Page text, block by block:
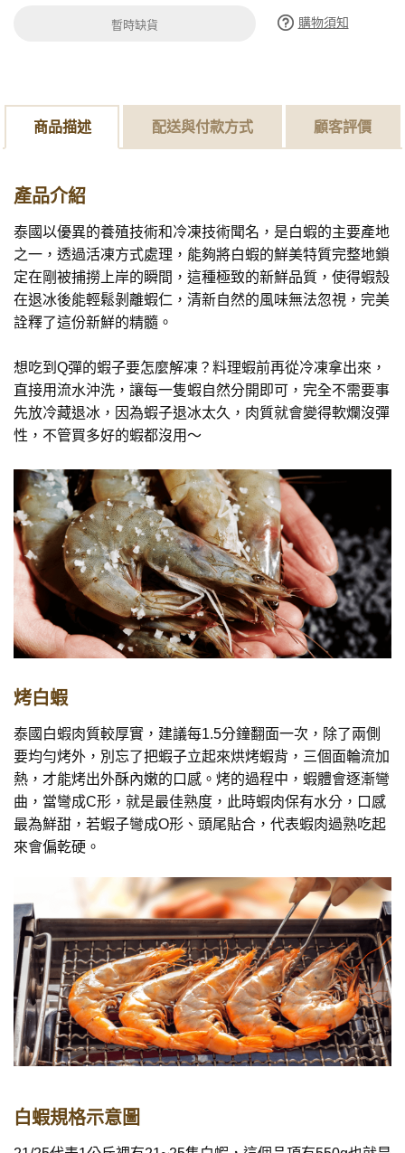
暫時缺貨 購物須知
商品描述 配送與付款方式 顧客評價
產品介紹
泰國以優異的養殖技術和冷凍技術聞名，是白蝦的主要產地
之一，透過活凍方式處理，能夠將白蝦的鮮美特質完整地鎖
定在剛被捕撈上岸的瞬間，這種極致的新鮮品質，使得蝦殼
在退冰後能輕鬆剝離蝦仁，清新自然的風味無法忽視，完美
詮釋了這份新鮮的精髓。
想吃到Q彈的蝦子要怎麼解凍？料理蝦前再從冷凍拿出來，
直接用流水沖洗，讓每一隻蝦自然分開即可，完全不需要事
先放冷藏退冰，因為蝦子退冰太久，肉質就會變得軟爛沒彈
性，不管買多好的蝦都沒用～
烤白蝦
泰國白蝦肉質較厚實，建議每1.5分鐘翻面一次，除了兩側
要均勻烤外，別忘了把蝦子立起來烘烤蝦背，三個面輪流加
熱，才能烤出外酥內嫩的口感。烤的過程中，蝦體會逐漸彎
曲，當彎成C形，就是最佳熟度，此時蝦肉保有水分，口感
最為鮮甜，若蝦子彎成O形、頭尾貼合，代表蝦肉過熟吃起
來會偏乾硬。
白蝦規格示意圖